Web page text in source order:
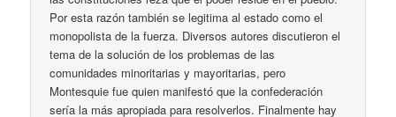
Por esta razón también se legitima al estado como el
monopolista de la fuerza. Diversos autores discutieron el
tema de la solución de los problemas de las
comunidades minoritarias y mayoritarias, pero
Montesquie fue quien manifestó que la confederación
sería la más apropiada para resolverlos. Finalmente hay